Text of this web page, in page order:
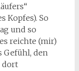
Kopfes). So
und so
reichte (mir)
Gefühl, den
dort